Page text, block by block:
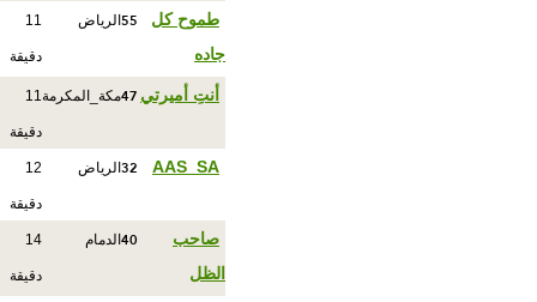
طموح كل
جاده
55 الرياض 11
دقيقة
أنتِ أميرتي 47مكة_المكرمة11
دقيقة
AAS_SA
32 الرياض 12
دقيقة
صاحب
الظل
40 الدمام 14
دقيقة